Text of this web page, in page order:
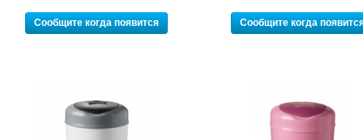
Сообщите когда появится Сообщите когда